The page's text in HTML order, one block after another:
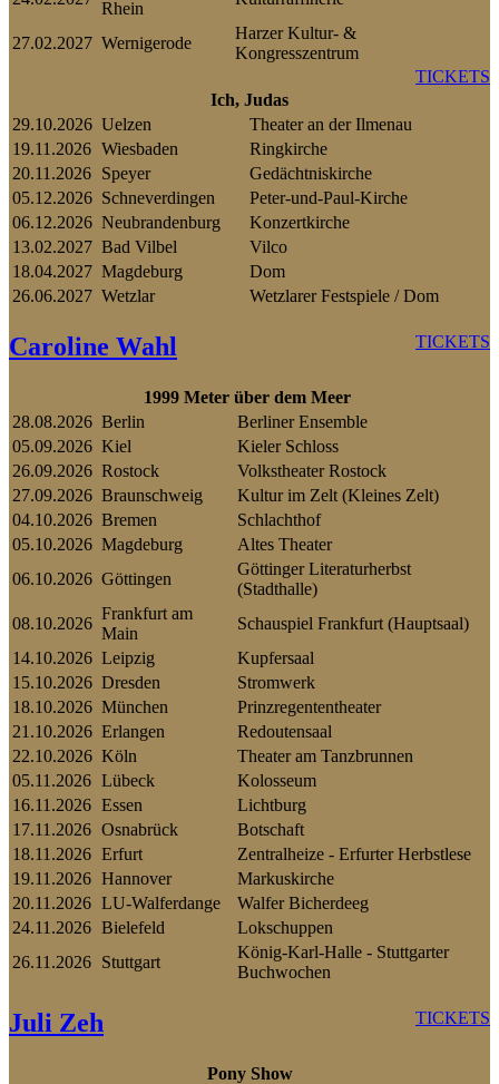
Rhein
27.02.2027 Wernigerode
Harzer Kultur- &
Kongresszentrum
TICKETS
Ich, Judas
29.10.2026 Uelzen
Theater an der Ilmenau
19.11.2026 Wiesbaden
Ringkirche
20.11.2026 Speyer
Gedächtniskirche
05.12.2026 Schneverdingen
Peter-und-Paul-Kirche
06.12.2026 Neubrandenburg
Konzertkirche
13.02.2027 Bad Vilbel
Vilco
18.04.2027 Magdeburg
Dom
26.06.2027 Wetzlar Wetzlarer Festspiele / Dom
TICKETS
Caroline Wahl
1999 Meter über dem Meer
28.08.2026 Berlin
Berliner Ensemble
05.09.2026 Kiel
Kieler Schloss
26.09.2026 Rostock
Volkstheater Rostock
27.09.2026 Braunschweig
Kultur im Zelt (Kleines Zelt)
04.10.2026 Bremen
Schlachthof
05.10.2026 Magdeburg
Altes Theater
06.10.2026 Göttingen
Göttinger Literaturherbst
(Stadthalle)
08.10.2026
Frankfurt am
Main
Schauspiel Frankfurt (Hauptsaal)
14.10.2026 Leipzig
Kupfersaal
15.10.2026 Dresden
Stromwerk
18.10.2026 München
Prinzregententheater
21.10.2026 Erlangen
Redoutensaal
22.10.2026 Köln
Theater am Tanzbrunnen
05.11.2026 Lübeck
Kolosseum
16.11.2026 Essen
Lichtburg
17.11.2026 Osnabrück
Botschaft
18.11.2026 Erfurt
Zentralheize - Erfurter Herbstlese
19.11.2026 Hannover
Markuskirche
20.11.2026 LU-Walferdange
Walfer Bicherdeeg
24.11.2026 Bielefeld
Lokschuppen
26.11.2026 Stuttgart
König-Karl-Halle - Stuttgarter
Buchwochen
TICKETS
Juli Zeh
Pony Show